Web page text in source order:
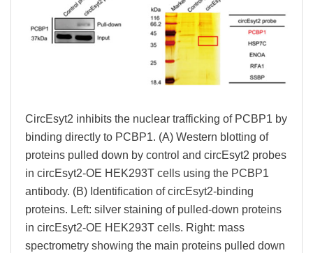
CircEsyt2 inhibits the nuclear trafficking of PCBP1 by
binding directly to PCBP1. (A) Western blotting of
proteins pulled down by control and circEsyt2 probes
in circEsyt2-OE HEK293T cells using the PCBP1
antibody. (B) Identification of circEsyt2-binding
proteins. Left: silver staining of pulled-down proteins
in circEsyt2-OE HEK293T cells. Right: mass
spectrometry showing the main proteins pulled down